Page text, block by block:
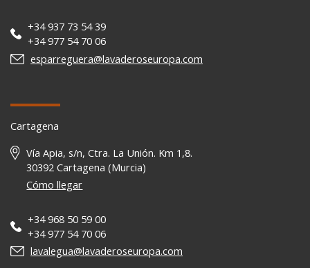
+34 937 73 54 39
+34 977 54 70 06
esparreguera@lavaderoseuropa.com
Cartagena
Vía Apia, s/n, Ctra. La Unión. Km 1,8.
30392 Cartagena (Murcia)
Cómo llegar
+34 968 50 59 00
+34 977 54 70 06
lavalegua@lavaderoseuropa.com